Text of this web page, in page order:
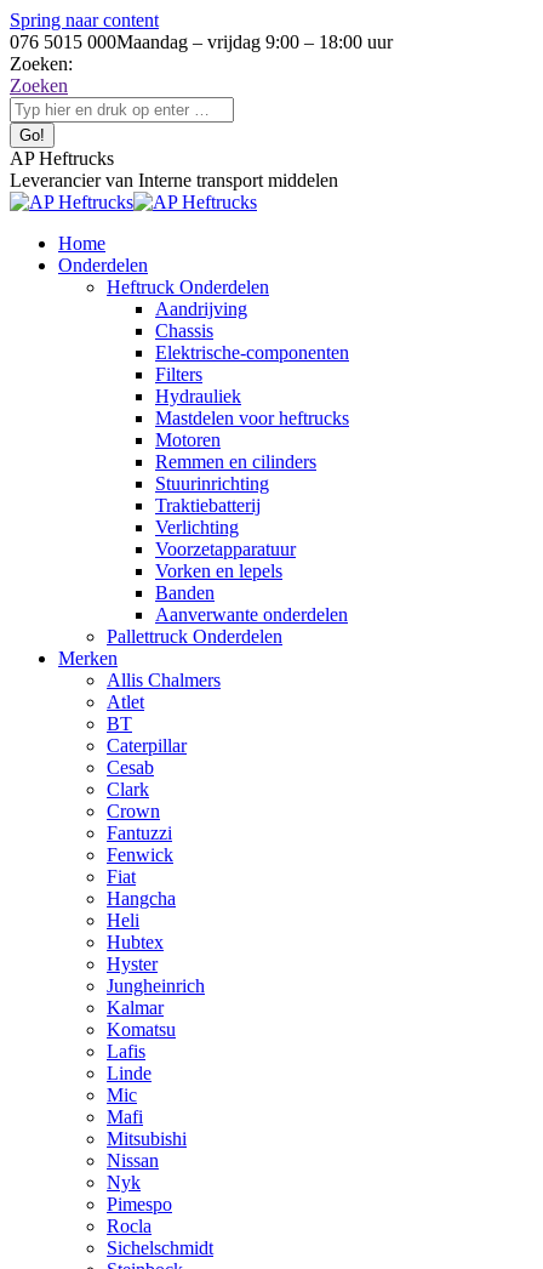
Spring naar content
076 5015 000Maandag – vrijdag 9:00 – 18:00 uur
Zoeken:
Zoeken
AP Heftrucks
Leverancier van Interne transport middelen
Home
Onderdelen
Heftruck Onderdelen
Aandrijving
Chassis
Elektrische-componenten
Filters
Hydrauliek
Mastdelen voor heftrucks
Motoren
Remmen en cilinders
Stuurinrichting
Traktiebatterij
Verlichting
Voorzetapparatuur
Vorken en lepels
Banden
Aanverwante onderdelen
Pallettruck Onderdelen
Merken
Allis Chalmers
Atlet
BT
Caterpillar
Cesab
Clark
Crown
Fantuzzi
Fenwick
Fiat
Hangcha
Heli
Hubtex
Hyster
Jungheinrich
Kalmar
Komatsu
Lafis
Linde
Mic
Mafi
Mitsubishi
Nissan
Nyk
Pimespo
Rocla
Sichelschmidt